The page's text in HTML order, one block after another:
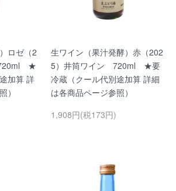
ロゼ（2
★
加算 詳
）
生ワイン（果汁発酵）赤（202
5）井筒ワイン 720ml ★要
冷蔵（クール代別途加算 詳細
は各商品ページ参照）
1,908円(税173円)